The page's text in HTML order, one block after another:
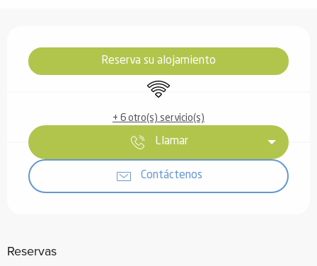
Reserva su alojamiento
Wifi
+ 6 otro(s) servicio(s)
Llamar
Contáctenos
Reservas